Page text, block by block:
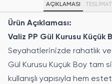
AÇIKLAMASI
TESLİMAT
Ürün Açıklaması:
Valiz PP Gül Kurusu Küçük
Seyahatlerinizde rahatlık ve
Gül Kurusu Küçük Boy tam
kullanışlı yapısıyla hem